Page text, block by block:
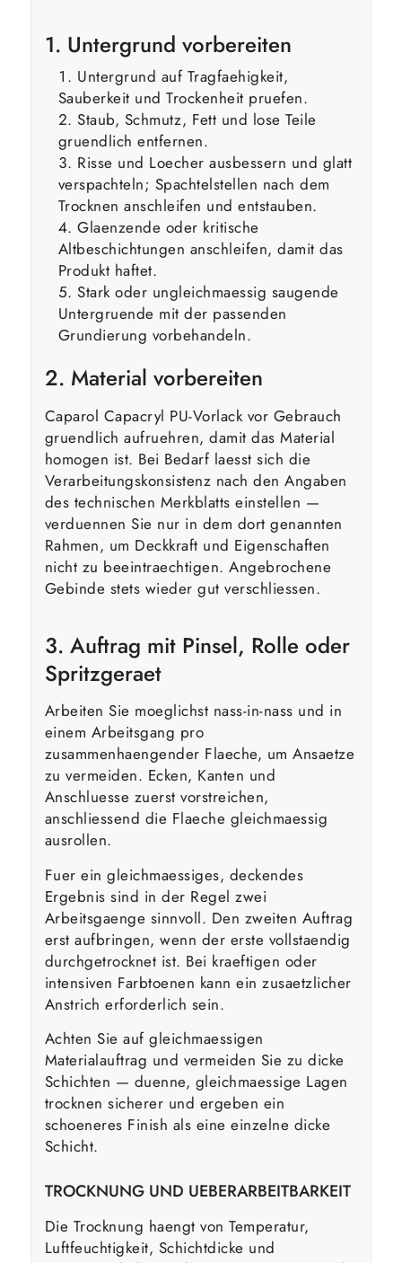
1. Untergrund vorbereiten
Untergrund auf Tragfaehigkeit,
Sauberkeit und Trockenheit pruefen.
Staub, Schmutz, Fett und lose Teile
gruendlich entfernen.
Risse und Loecher ausbessern und glatt
verspachteln; Spachtelstellen nach dem
Trocknen anschleifen und entstauben.
Glaenzende oder kritische
Altbeschichtungen anschleifen, damit das
Produkt haftet.
Stark oder ungleichmaessig saugende
Untergruende mit der passenden
Grundierung vorbehandeln.
2. Material vorbereiten
Caparol Capacryl PU-Vorlack vor Gebrauch
gruendlich aufruehren, damit das Material
homogen ist. Bei Bedarf laesst sich die
Verarbeitungskonsistenz nach den Angaben
des technischen Merkblatts einstellen —
verduennen Sie nur in dem dort genannten
Rahmen, um Deckkraft und Eigenschaften
nicht zu beeintraechtigen. Angebrochene
Gebinde stets wieder gut verschliessen.
3. Auftrag mit Pinsel, Rolle oder
Spritzgeraet
Arbeiten Sie moeglichst nass-in-nass und in
einem Arbeitsgang pro
zusammenhaengender Flaeche, um Ansaetze
zu vermeiden. Ecken, Kanten und
Anschluesse zuerst vorstreichen,
anschliessend die Flaeche gleichmaessig
ausrollen.
Fuer ein gleichmaessiges, deckendes
Ergebnis sind in der Regel zwei
Arbeitsgaenge sinnvoll. Den zweiten Auftrag
erst aufbringen, wenn der erste vollstaendig
durchgetrocknet ist. Bei kraeftigen oder
intensiven Farbtoenen kann ein zusaetzlicher
Anstrich erforderlich sein.
Achten Sie auf gleichmaessigen
Materialauftrag und vermeiden Sie zu dicke
Schichten — duenne, gleichmaessige Lagen
trocknen sicherer und ergeben ein
schoeneres Finish als eine einzelne dicke
Schicht.
TROCKNUNG UND UEBERARBEITBARKEIT
Die Trocknung haengt von Temperatur,
Luftfeuchtigkeit, Schichtdicke und